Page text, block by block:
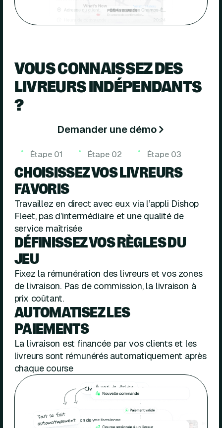
VOUS CONNAISSEZ DES
LIVREURS INDÉPENDANTS
?
Demander une démo
Étape 01 Étape 02 Étape 03
CHOISISSEZ VOS LIVREURS
FAVORIS
Travaillez en direct avec eux via l’appli Dishop
Fleet, pas d’intermédiaire et une qualité de
service maîtrisée
DÉFINISSEZ VOS RÈGLES DU
JEU
Fixez la rémunération des livreurs et vos zones
de livraison. Pas de commission, la livraison à
prix coûtant.
AUTOMATISEZ LES
PAIEMENTS
La livraison est financée par vos clients et les
livreurs sont rémunérés automatiquement après
chaque course